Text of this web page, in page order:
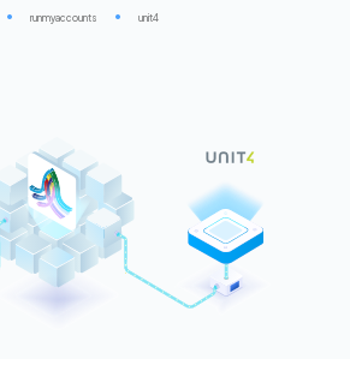
runmyaccounts unit4